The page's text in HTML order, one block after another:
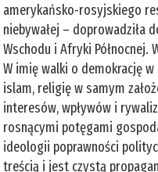
amerykańsko-rosyjskiego
niebywałej – doprowadziła
Wschodu i Afryki Północnej.
W imię walki o demokrację
islam, religię w samym
interesów, wpływów i
rosnącymi potęgami
ideologii poprawności
treścią i jest czystą